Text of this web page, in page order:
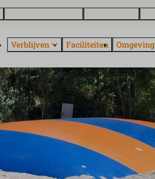
Verblijven Faciliteiten Omgeving